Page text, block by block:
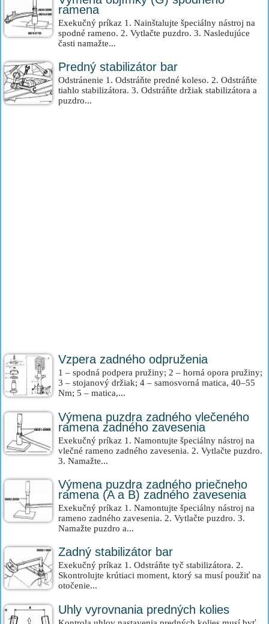
ramena
Exekučný príkaz 1. Nainštalujte špeciálny nástroj na
spodné rameno. 2. Vytlačte puzdro. 3. Nasledujúce
časti namažte...
Predný stabilizátor bar
Odstránenie 1. Odstráňte predné koleso. 2. Odstráňte
tiahlo stabilizátora. 3. Odstráňte držiak stabilizátora a
puzdro...
Vzpera zadného odpruženia
1 – spodná podpera pružiny; 2 – horná opora pružiny;
3 – stojanový držiak; 4 – samosvorná matica, 40–55
Nm; 5 – matica,...
Výmena puzdra zadného vlečeného
ramena zadného zavesenia
Exekučný príkaz 1. Namontujte špeciálny nástroj na
vlečné rameno zadného zavesenia. 2. Vytlačte puzdro.
3. Namažte...
Výmena puzdra zadného priečneho
ramena (A a B) zadného zavesenia
Exekučný príkaz 1. Namontujte špeciálny nástroj na
rameno zadného zavesenia. 2. Vytlačte puzdro. 3.
Namažte puzdro a...
Zadný stabilizátor bar
Exekučný príkaz 1. Odstráňte tyč stabilizátora. 2.
Skontrolujte krútiaci moment, ktorý sa musí použiť na
otočenie...
Uhly vyrovnania predných kolies